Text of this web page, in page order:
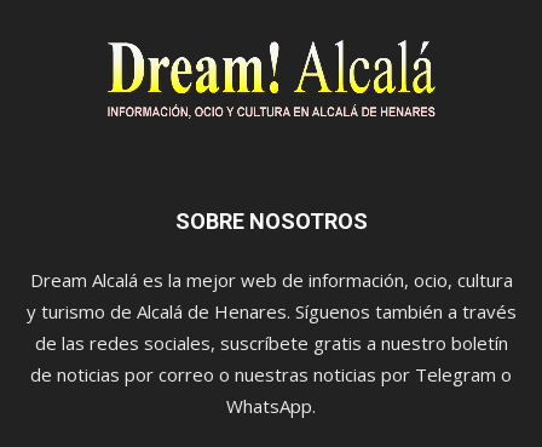
SOBRE NOSOTROS
Dream Alcalá es la mejor web de información, ocio, cultura
y turismo de Alcalá de Henares. Síguenos también a través
de las redes sociales, suscríbete gratis a nuestro boletín
de noticias por correo o nuestras noticias por Telegram o
WhatsApp.